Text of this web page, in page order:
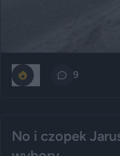
9
No i czopek